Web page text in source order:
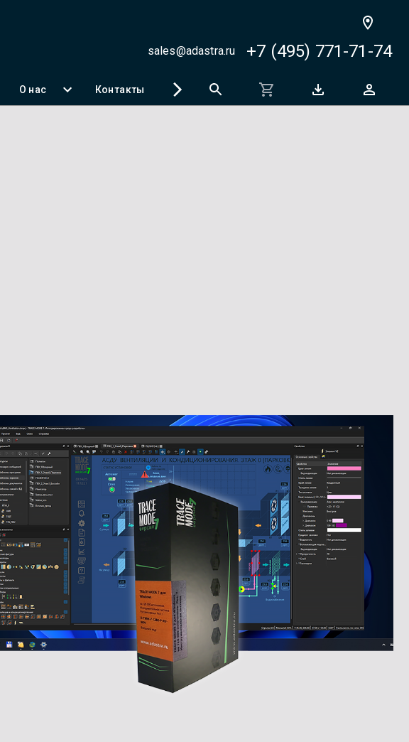
sales@adastra.ru +7 (495) 771-71-74
О нас Контакты Регистрация программ SCADA-чемпионат